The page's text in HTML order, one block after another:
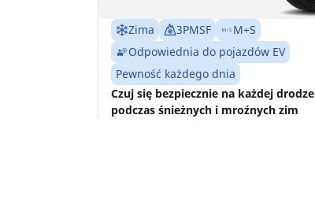
Zima 3PMSF
M+S
Odpowiednia do pojazdów EV
Pewność każdego dnia
Czuj się bezpiecznie na każdej drodze
podczas śnieżnych i mroźnych zim